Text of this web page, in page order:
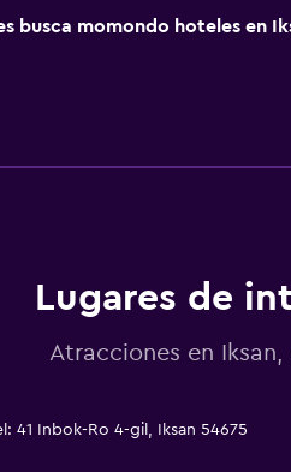
busca momondo hoteles en
Lugares de
Atracciones en
41 Inbok-Ro 4-gil, Iksan 54675